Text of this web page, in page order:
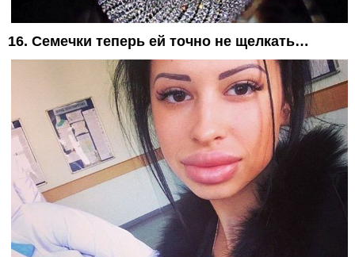
16. Семечки теперь ей точно не щелкать…